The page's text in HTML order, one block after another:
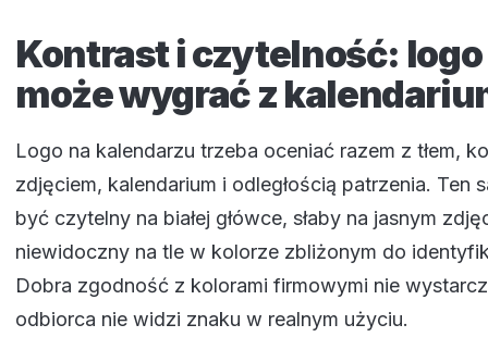
Kontrast i czytelność:
może wygrać z
Logo na kalendarzu trzeba oceniać razem z tłem,
zdjęciem, kalendarium i odległością patrzenia. Ten
być czytelny na białej główce, słaby na jasnym
niewidoczny na tle w kolorze zbliżonym do
Dobra zgodność z kolorami firmowymi nie
odbiorca nie widzi znaku w realnym użyciu.